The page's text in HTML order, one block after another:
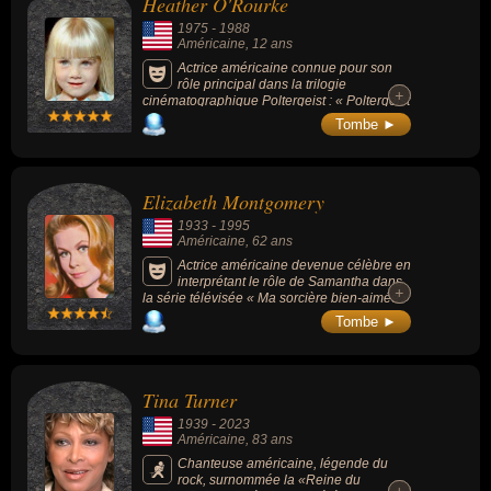
Cannes).
1975 - 1988
Américaine , 12 ans
Actrice américaine connue pour son
rôle principal dans la trilogie
cinématographique Poltergeist : « Poltergeist
» (1982, de Tobe Hooper), « Poltergeist 2 »
(1986 de Brian Gibson) et « Poltergeist 3 »
plus effrayant jamais réalisé par le « Chicago
Film Critics Association », est considérée par
certains comme maudite à cause de la mort
prématurée de plusieurs personnes
associées au film, dont celui de l'actrice.
+
+
Tombe ►
Elizabeth Montgomery
1933 - 1995
Américaine, 62 ans
Actrice américaine devenue célèbre en
interprétant le rôle de Samantha dans
la série télévisée « Ma sorcière bien-aimée »
(Bewitched, 1964-1972, 8 saisons, 254
épisodes).
+
+
Tombe ►
Tina Turner
1939 - 2023
Américaine , 83 ans
Chanteuse américaine, légende du
rock, surnommée la «Reine du